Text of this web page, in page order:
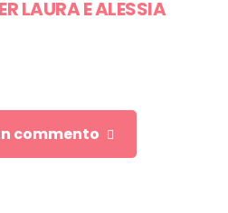
LAURA E ALESSIA
commento